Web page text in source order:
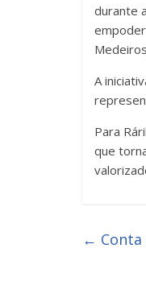
durante
A
Para
que
←